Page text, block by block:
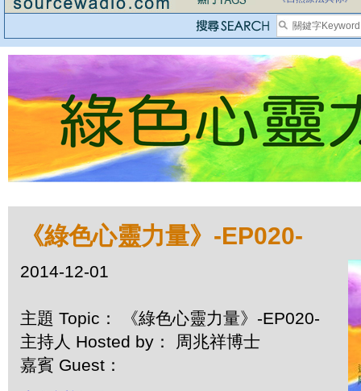
《綠色心靈力量》-EP020-
2014-12-01
主題 Topic： 《綠色心靈力量》-EP020-
主持人 Hosted by： 周兆祥博士
嘉賓 Guest：